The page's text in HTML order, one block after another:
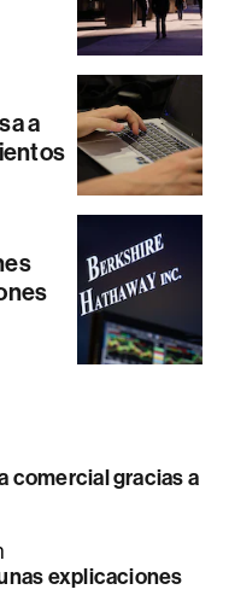
a
comercial gracias a
explicaciones